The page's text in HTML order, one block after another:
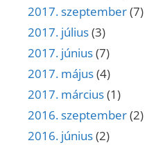
2017. szeptember(7)
2017. július(3)
2017. június(7)
2017. május(4)
2017. március(1)
2016. szeptember(2)
2016. június(2)